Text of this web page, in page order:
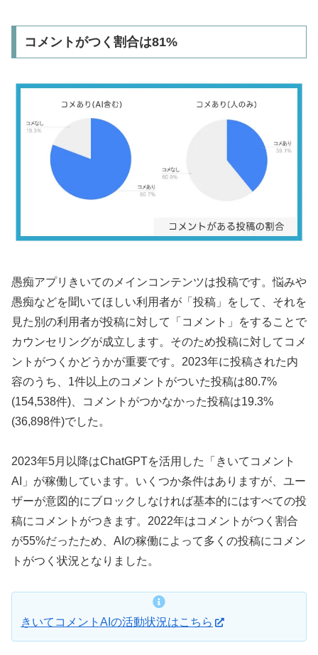
コメントがつく割合は81%
愚痴アプリきいてのメインコンテンツは投稿です。悩みや
愚痴などを聞いてほしい利用者が「投稿」をして、それを
見た別の利用者が投稿に対して「コメント」をすることで
カウンセリングが成立します。そのため投稿に対してコメ
ントがつくかどうかが重要です。2023年に投稿された内
容のうち、1件以上のコメントがついた投稿は80.7%
(154,538件)、コメントがつかなかった投稿は19.3%
(36,898件)でした。
2023年5月以降はChatGPTを活用した「きいてコメント
AI」が稼働しています。いくつか条件はありますが、ユー
ザーが意図的にブロックしなければ基本的にはすべての投
稿にコメントがつきます。2022年はコメントがつく割合
が55%だったため、AIの稼働によって多くの投稿にコメン
トがつく状況となりました。
きいてコメントAIの活動状況はこちら